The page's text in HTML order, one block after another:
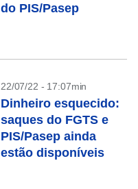
do PIS/Pasep
22/07/22 - 17:07min
Dinheiro esquecido:
saques do FGTS e
PIS/Pasep ainda
estão disponíveis